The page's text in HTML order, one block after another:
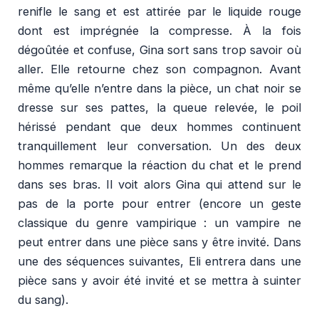
renifle le sang et est attirée par le liquide rouge
dont est imprégnée la compresse. À la fois
dégoûtée et confuse, Gina sort sans trop savoir où
aller. Elle retourne chez son compagnon. Avant
même qu’elle n’entre dans la pièce, un chat noir se
dresse sur ses pattes, la queue relevée, le poil
hérissé pendant que deux hommes continuent
tranquillement leur conversation. Un des deux
hommes remarque la réaction du chat et le prend
dans ses bras. Il voit alors Gina qui attend sur le
pas de la porte pour entrer (encore un geste
classique du genre vampirique : un vampire ne
peut entrer dans une pièce sans y être invité. Dans
une des séquences suivantes, Eli entrera dans une
pièce sans y avoir été invité et se mettra à suinter
du sang).